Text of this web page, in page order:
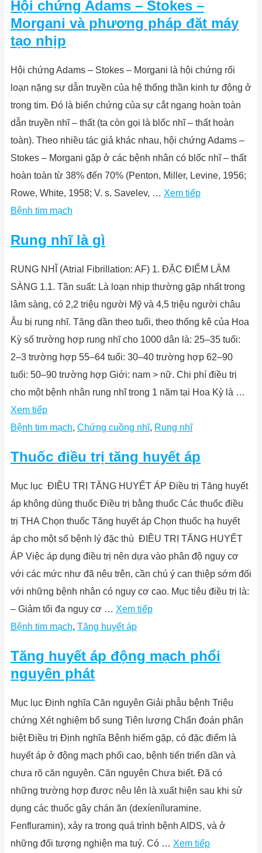
Hội chứng Adams – Stokes –
Morgani và phương pháp đặt máy
tạo nhịp
Hội chứng Adams – Stokes – Morgani là hội chứng rối
loạn nặng sự dẫn truyền của hệ thống thần kinh tự động ở
trong tim. Đó là biến chứng của sự cắt ngang hoàn toàn
dẫn truyền nhĩ – thất (ta còn gọi là blốc nhĩ – thất hoàn
toàn). Theo nhiều tác giả khác nhau, hội chứng Adams –
Stokes – Morgani gặp ở các bệnh nhân có blốc nhĩ – thất
hoàn toàn từ 38% đến 70% (Penton, Miller, Levine, 1956;
Rowe, White, 1958; V. s. Savelev, … Xem tiếp
Bệnh tim mạch
Rung nhĩ là gì
RUNG NHĨ (Atrial Fibrillation: AF) 1. ĐẶC ĐIỂM LÂM
SÀNG 1.1. Tần suất: Là loạn nhịp thường gặp nhất trong
lâm sàng, có 2,2 triệu người Mỹ và 4,5 triệu người châu
Âu bị rung nhĩ. Tăng dần theo tuổi, theo thống kê của Hoa
Kỳ số trường hợp rung nhĩ cho 1000 dân là: 25‒35 tuổi:
2‒3 trường hợp 55‒64 tuổi: 30‒40 trường hợp 62‒90
tuổi: 50‒90 trường hợp Giới: nam > nữ. Chi phí điều trị
cho một bệnh nhân rung nhĩ trong 1 năm tại Hoa Kỳ là …
Xem tiếp
Bệnh tim mạch, Chứng cuồng nhĩ, Rung nhĩ
Thuốc điều trị tăng huyết áp
Mục lục ĐIỀU TRỊ TĂNG HUYẾT ÁP Điều trị Tăng huyết
áp không dùng thuốc Điều trị bằng thuốc Các thuốc điều
trị THA Chọn thuốc Tăng huyết áp Chọn thuốc hạ huyết
áp cho một số bệnh lý đặc thù ĐIỀU TRỊ TĂNG HUYẾT
ÁP Việc áp dụng điều trị nên dựa vào phân độ nguy cơ
với các mức như đã nêu trên, cần chú ý can thiệp sớm đối
với những bệnh nhân có nguy cơ cao. Mục tiêu điều trị là:
‒ Giảm tối đa nguy cơ … Xem tiếp
Bệnh tim mạch, Tăng huyết áp
Tăng huyết áp động mạch phổi
nguyên phát
Mục lục Định nghĩa Căn nguyên Giải phẫu bệnh Triệu
chứng Xét nghiệm bổ sung Tiên lượng Chẩn đoán phân
biệt Điều trị Định nghĩa Bệnh hiếm gặp, có đặc điểm là
huyết áp ở động mạch phổi cao, bệnh tiến triển dần và
chưa rõ căn nguyên. Căn nguyên Chưa biết. Đã có
những trường hợp được nêu lên là xuất hiện sau khi sử
dụng các thuốc gây chán ăn (dexíeníluramine.
Fenfluramin), xảy ra trong quá trình bệnh AIDS, và ở
những đối tượng nghiện ma tuý. Có … Xem tiếp